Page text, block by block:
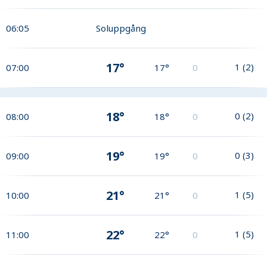
06:05 Soluppgång
07:00 17° 17° 0 1 (2)
08:00 18° 18° 0 0 (2)
09:00 19° 19° 0 0 (3)
10:00 21° 21° 0 1 (5)
11:00 22° 22° 0 1 (5)